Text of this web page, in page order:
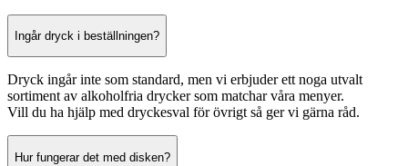
Ingår dryck i beställningen?
Dryck ingår inte som standard, men vi erbjuder ett noga utvalt
sortiment av alkoholfria drycker som matchar våra menyer.
Vill du ha hjälp med dryckesval för övrigt så ger vi gärna råd.
Hur fungerar det med disken?